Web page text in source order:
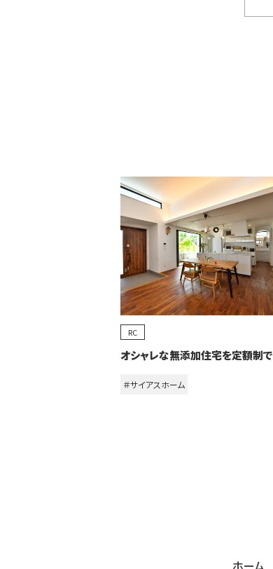
RC
オシャレな無添加住宅を定額制で
＃サイアスホーム
ホーム